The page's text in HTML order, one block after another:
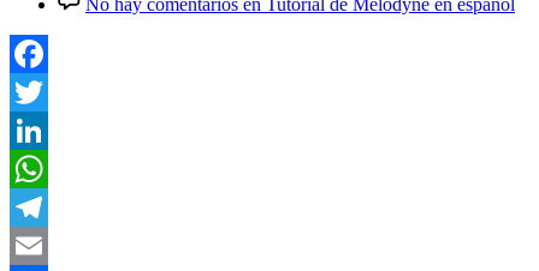
Facebook
Twitter
LinkedIn
WhatsApp
Telegram